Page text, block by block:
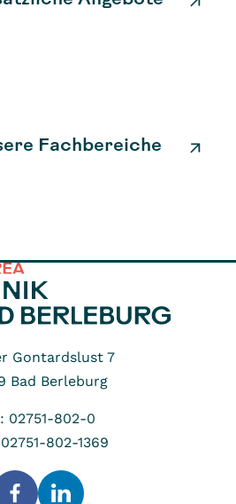
Fachbereiche
Gontardslust 7
Bad Berleburg
02751-802-0
802-1369